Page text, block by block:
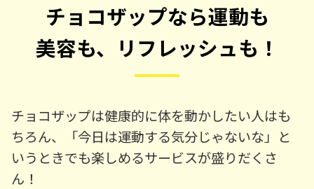
チョコザップなら運動も
美容も、リフレッシュも！
チョコザップは健康的に体を動かしたい人はも
ちろん、「今日は運動する気分じゃないな」と
いうときでも楽しめるサービスが盛りだくさ
ん！